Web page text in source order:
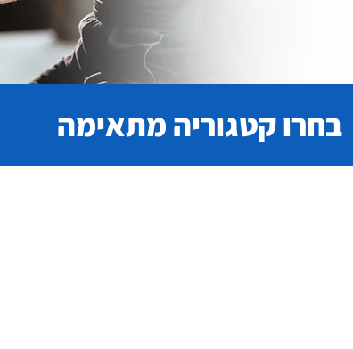
בחרו קטגוריה מתאימה